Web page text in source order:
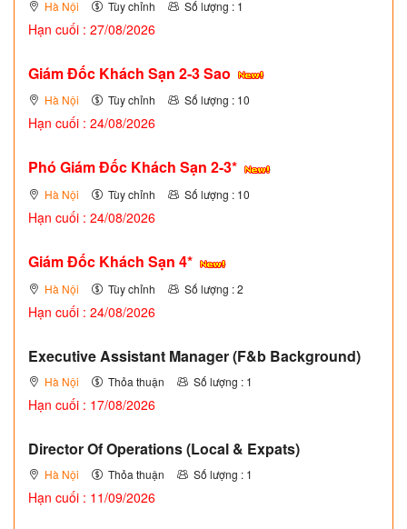
Hà Nội Tùy chỉnh Số lượng : 1
Hạn cuối : 27/08/2026
Giám Đốc Khách Sạn 2-3 Sao
Hà Nội Tùy chỉnh Số lượng : 10
Hạn cuối : 24/08/2026
Phó Giám Đốc Khách Sạn 2-3*
Hà Nội Tùy chỉnh Số lượng : 10
Hạn cuối : 24/08/2026
Giám Đốc Khách Sạn 4*
Hà Nội Tùy chỉnh Số lượng : 2
Hạn cuối : 24/08/2026
Executive Assistant Manager (F&b Background)
Hà Nội Thỏa thuận Số lượng : 1
Hạn cuối : 17/08/2026
Director Of Operations (Local & Expats)
Hà Nội Thỏa thuận Số lượng : 1
Hạn cuối : 11/09/2026